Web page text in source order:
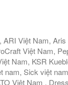
Việt Nam,
Việt Nam,
Nam, KSR
nam, Sick việt
Việt Nam ,